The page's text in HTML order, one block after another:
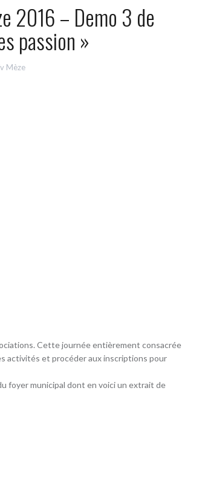
2016 – Demo 3 de
passion »
Mèze
Cette journée entièrement consacrée
activités et procéder aux inscriptions pour
foyer municipal dont en voici un extrait de